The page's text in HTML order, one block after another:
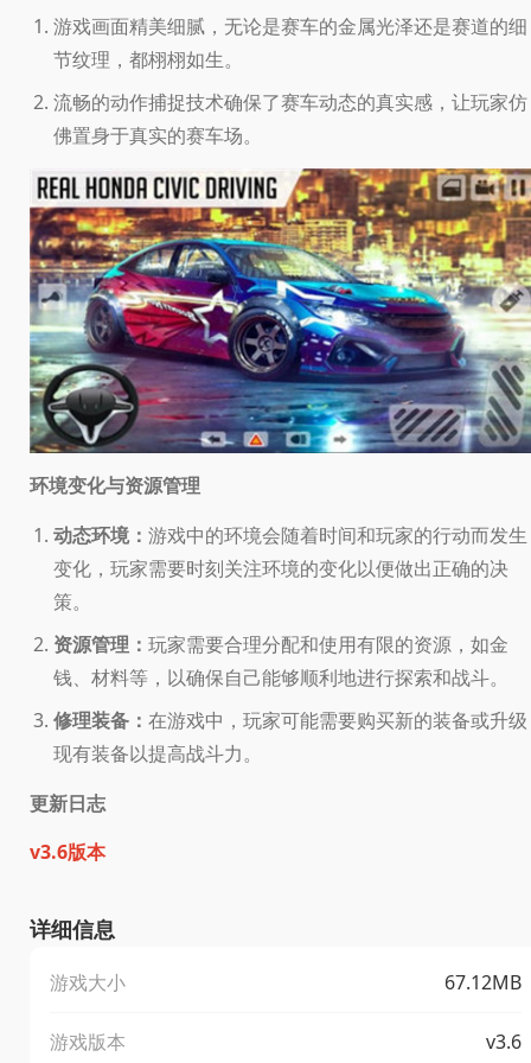
游戏画面精美细腻，无论是赛车的金属光泽还是赛道的细
节纹理，都栩栩如生。
流畅的动作捕捉技术确保了赛车动态的真实感，让玩家仿
佛置身于真实的赛车场。
环境变化与资源管理
动态环境： 游戏中的环境会随着时间和玩家的行动而发生
变化，玩家需要时刻关注环境的变化以便做出正确的决
策。
资源管理： 玩家需要合理分配和使用有限的资源，如金
钱、材料等，以确保自己能够顺利地进行探索和战斗。
修理装备： 在游戏中，玩家可能需要购买新的装备或升级
现有装备以提高战斗力。
更新日志
v3.6版本
详细信息
游戏大小 67.12MB
游戏版本 v3.6